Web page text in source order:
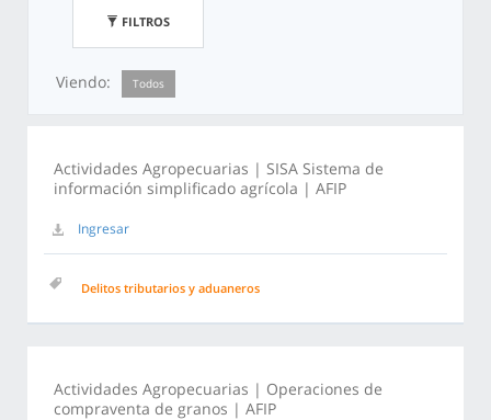
FILTROS
Viendo: Todos
Actividades Agropecuarias | SISA Sistema de
información simplificado agrícola | AFIP
Ingresar
Delitos tributarios y aduaneros
Actividades Agropecuarias | Operaciones de
compraventa de granos | AFIP